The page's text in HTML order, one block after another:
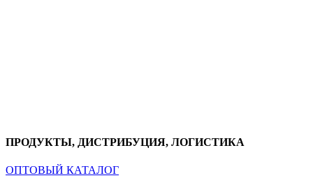
ПРОДУКТЫ, ДИСТРИБУЦИЯ, ЛОГИСТИКА
ОПТОВЫЙ КАТАЛОГ